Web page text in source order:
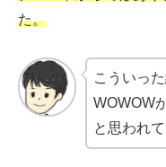
た。
こういっ
WOWOW
と思われ